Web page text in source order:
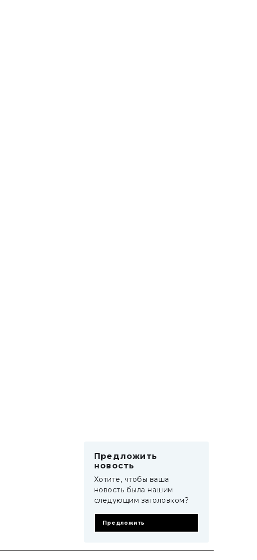
Предложить
новость
Хотите, чтобы ваша
новость была нашим
следующим заголовком?
Предложить